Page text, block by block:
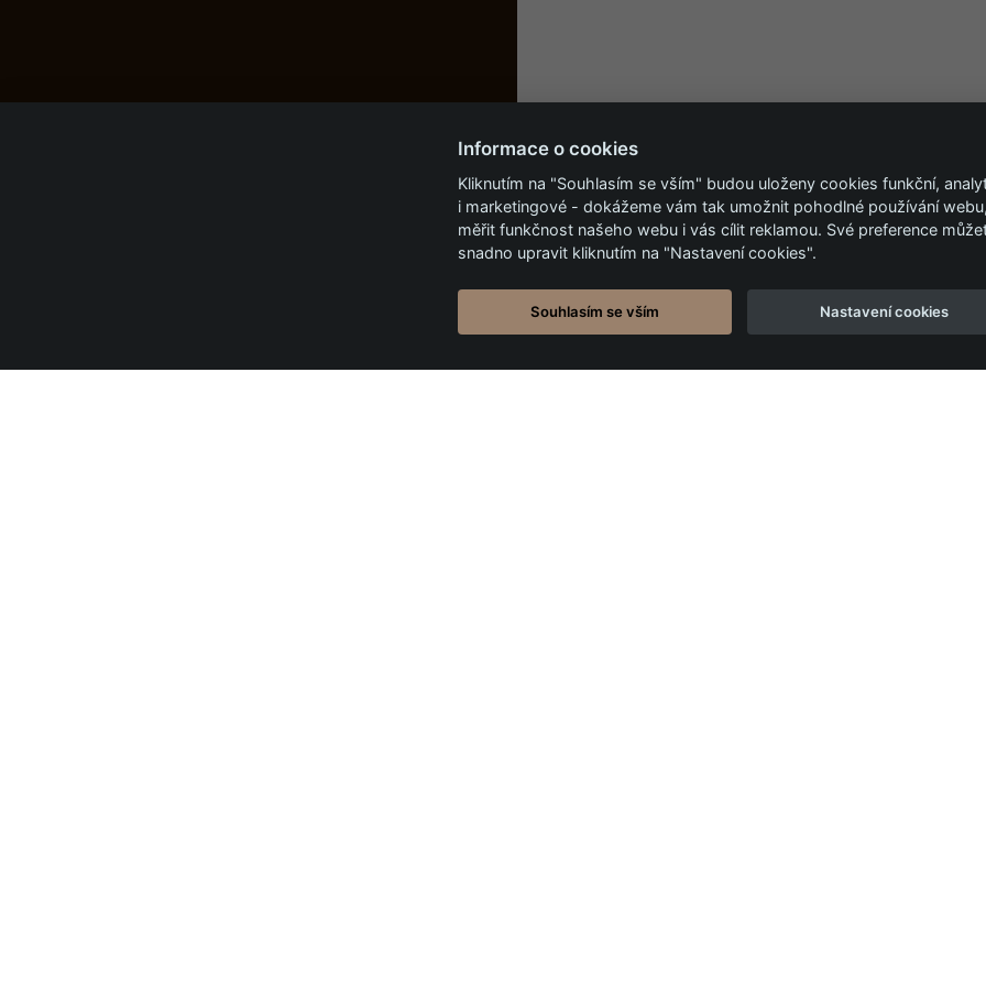
Informace o cookies
Kliknutím na "Souhlasím se vším" budou uloženy cookies funkční,
i marketingové - dokážeme vám tak umožnit pohodlné používání webu,
měřit funkčnost našeho webu i vás cílit reklamou. Své preference
snadno upravit kliknutím na "Nastavení cookies".
Souhlasím se vším Nastavení cookies